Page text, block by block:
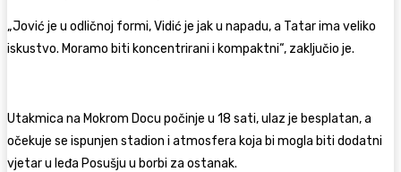
„Jović je u odličnoj formi, Vidić je jak u napadu, a Tatar ima veliko
iskustvo. Moramo biti koncentrirani i kompaktni“, zaključio je.
Utakmica na Mokrom Docu počinje u 18 sati, ulaz je besplatan, a
očekuje se ispunjen stadion i atmosfera koja bi mogla biti dodatni
vjetar u leđa Posušju u borbi za ostanak.